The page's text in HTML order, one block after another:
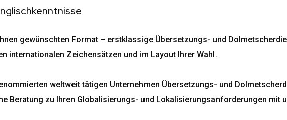
gewünschten Format – erstklassige Übersetzungs- und
internationalen Zeichensätzen und im Layout Ihrer Wahl.
weltweit tätigen Unternehmen Übersetzungs- und
Beratung zu Ihren Globalisierungs- und Lokalisierungsanforderungen mit